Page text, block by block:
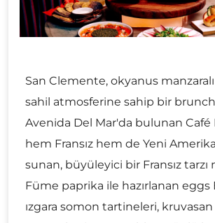
San Clemente, okyanus
sahil atmosferine sahip bir
Avenida Del Mar'da bulunan Café
hem Fransız hem de Yeni
sunan, büyüleyici bir Fransız tarzı
Füme paprika ile hazırlanan
ızgara somon tartineleri,